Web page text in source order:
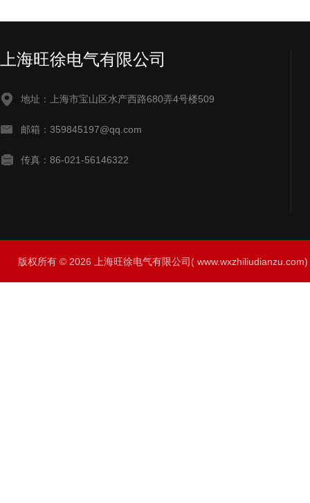
上海旺徐电气有限公司
地址：上海市宝山区水产西路680弄4号楼509
邮箱：359845197@qq.com
传真：86-021-56146322
版权所有 © 2026 上海旺徐电气有限公司(